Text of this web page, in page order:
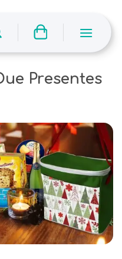
Presentes